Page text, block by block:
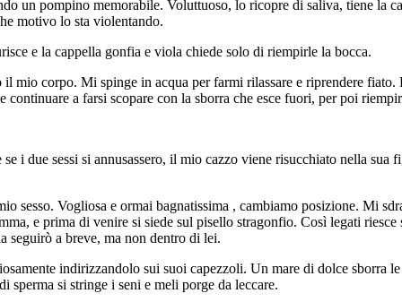
un pompino memorabile. Voluttuoso, lo ricopre di saliva, tiene la
motivo lo sta violentando.
e la cappella gonfia e viola chiede solo di riempirle la bocca.
mio corpo. Mi spinge in acqua per farmi rilassare e riprendere
a farsi scopare con la sborra che esce fuori, per poi
i due sessi si annusassero, il mio cazzo viene risucchiato nella
sesso. Vogliosa e ormai bagnatissima , cambiamo posizione. Mi
e prima di venire si siede sul pisello stragonfio. Così legati
seguirò a breve, ma non dentro di lei.
indirizzandolo sui suoi capezzoli. Un mare di dolce sborra
sperma si stringe i seni e meli porge da leccare.